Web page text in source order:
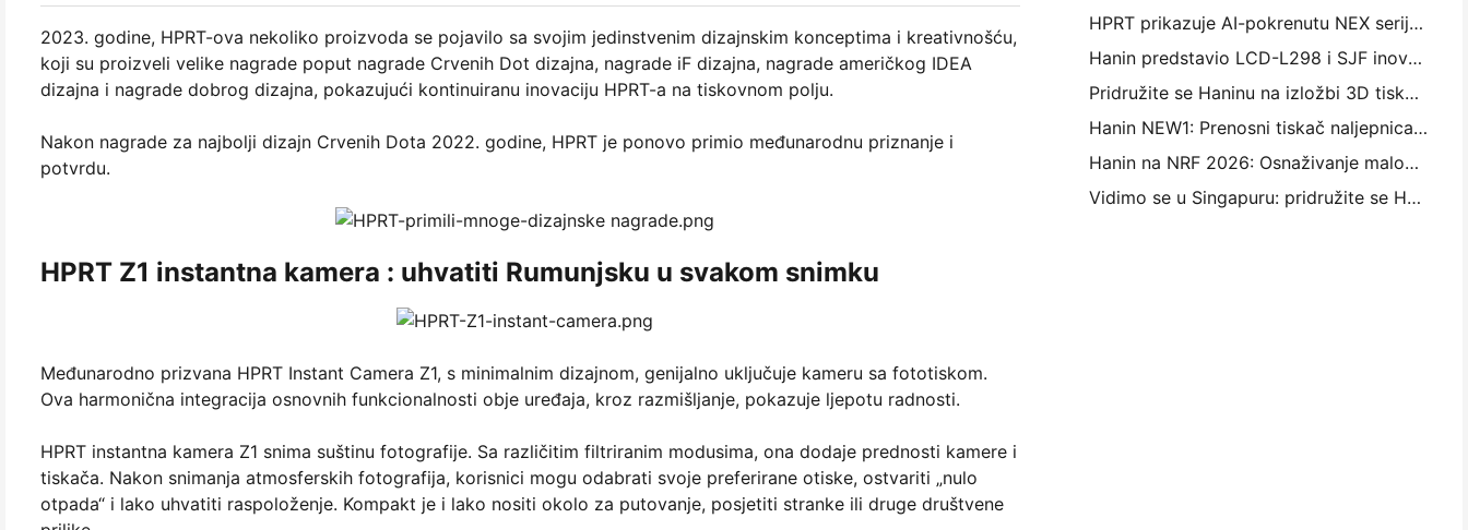
2023. godine, HPRT-ova nekoliko proizvoda se pojavilo sa svojim jedinstvenim dizajnskim konceptima i kreativnošću,
koji su proizveli velike nagrade poput nagrade Crvenih Dot dizajna, nagrade iF dizajna, nagrade američkog IDEA
dizajna i nagrade dobrog dizajna, pokazujući kontinuiranu inovaciju HPRT-a na tiskovnom polju.
Nakon nagrade za najbolji dizajn Crvenih Dota 2022. godine, HPRT je ponovo primio međunarodnu priznanje i
potvrdu.
HPRT Z1 instantna kamera : uhvatiti Rumunjsku u svakom snimku
Međunarodno prizvana HPRT Instant Camera Z1, s minimalnim dizajnom, genijalno uključuje kameru sa fototiskom.
Ova harmonična integracija osnovnih funkcionalnosti obje uređaja, kroz razmišljanje, pokazuje ljepotu radnosti.
HPRT instantna kamera Z1 snima suštinu fotografije. Sa različitim filtriranim modusima, ona dodaje prednosti kamere i
tiskača. Nakon snimanja atmosferskih fotografija, korisnici mogu odabrati svoje preferirane otiske, ostvariti „nulo
otpada“ i lako uhvatiti raspoloženje. Kompakt je i lako nositi okolo za putovanje, posjetiti stranke ili druge društvene
HPRT prikazuje AI-pokrenutu NEX seriju za pametnu maloprodaju na CHINASHOP 2026
Hanin predstavio LCD-L298 i SJF inovacije za industrijski 3D tisk na TCT Asia 2026
Pridružite se Haninu na izložbi 3D tiska TCT Asia 2026
Hanin NEW1: Prenosni tiskač naljepnica ulazi u japanske LOFT trgovine
Hanin na NRF 2026: Osnaživanje maloprodaje pomoću inteligentnih rješenja za tisk u cijelom scenariju
Vidimo se u Singapuru: pridružite se Haninu na ITMA ASIA 2025 kako biste bili svjedoci najnovije tehnologije digitalnog tiska